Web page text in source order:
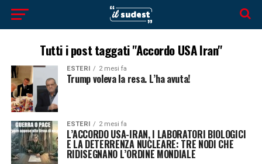
Tutti i post taggati "Accordo USA Iran"
ESTERI 2 mesi fa
Trump voleva la resa. L’ha avuta!
ESTERI 2 mesi fa
L’ACCORDO USA-IRAN, I LABORATORI BIOLOGICI
E LA DETERRENZA NUCLEARE: TRE NODI CHE
RIDISEGNANO L’ORDINE MONDIALE